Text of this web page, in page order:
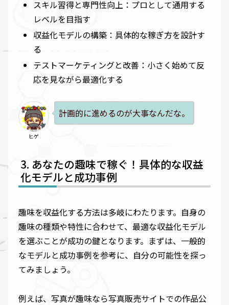
スキル習得と専門性向上：プロとして通用する
レベルを目指す
収益化モデルの構築：具体的な稼ぎ方を設計す
る
テストマーケティングと改善：小さく始めて反
応を見ながら最適化する
ヒゲ
計画的に進めるのが大事なんだな。
あなたの趣味で稼ぐ！具体的な収益
化モデルと成功事例
趣味を収益化する方法は多岐にわたります。自身の
趣味の種類や特性に合わせて、最適な収益化モデル
を選ぶことが成功の鍵となります。まずは、一般的
なモデルと成功事例を参考に、自分の可能性を探っ
てみましょう。
例えば、写真が趣味なら写真販売サイトでの作品公